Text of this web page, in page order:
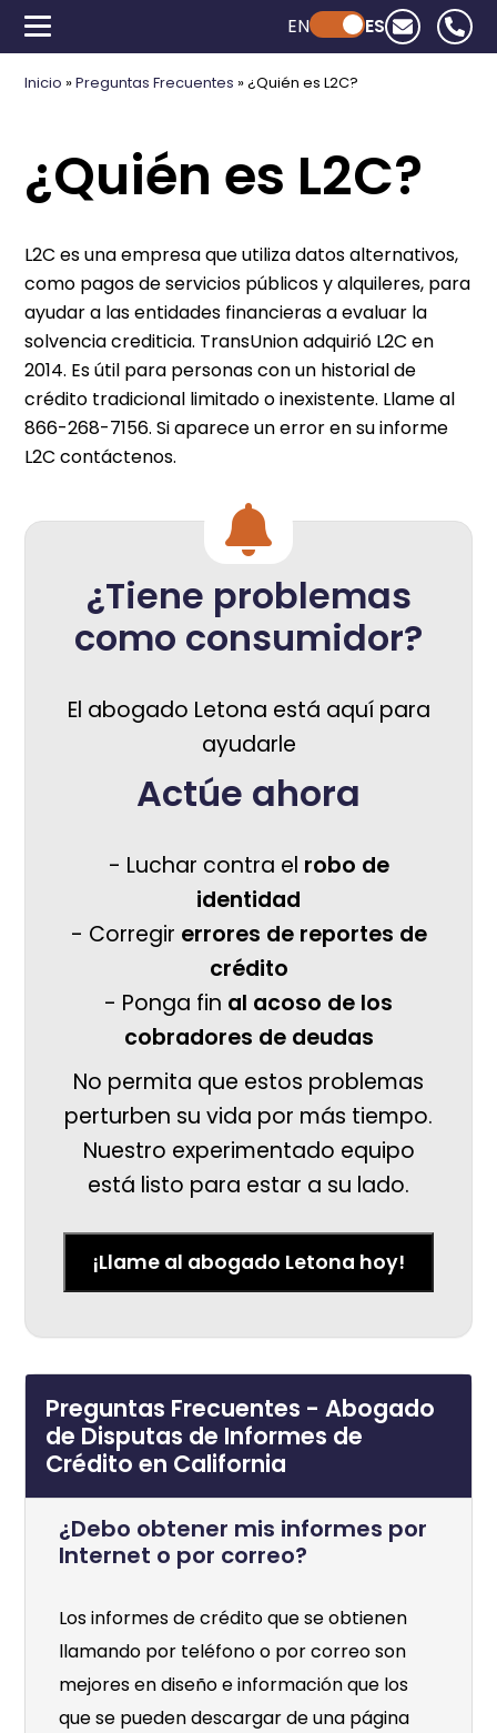
Powered by ChatGPT
EN ES
Inicio »Preguntas Frecuentes »¿Quién es L2C?
¿Quién es L2C?
L2C es una empresa que utiliza datos alternativos,
como pagos de servicios públicos y alquileres, para
ayudar a las entidades financieras a evaluar la
solvencia crediticia. TransUnion adquirió L2C en
2014. Es útil para personas con un historial de
crédito tradicional limitado o inexistente. Llame al
866-268-7156. Si aparece un error en su informe
L2C contáctenos.
¿Tiene problemas
como consumidor?
El abogado Letona está aquí para
ayudarle
Actúe ahora
- Luchar contra el robo de
identidad
- Corregir errores de reportes de
crédito
- Ponga fin al acoso de los
cobradores de deudas
No permita que estos problemas
perturben su vida por más tiempo.
Nuestro experimentado equipo
está listo para estar a su lado.
¡Llame al abogado Letona hoy!
Preguntas Frecuentes - Abogado
de Disputas de Informes de
Crédito en California
¿Debo obtener mis informes por
Internet o por correo?
Los informes de crédito que se obtienen
llamando por teléfono o por correo son
mejores en diseño e información que los
que se pueden descargar de una página